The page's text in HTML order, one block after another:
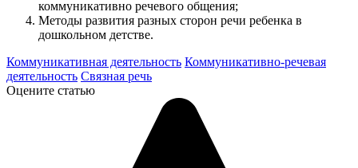
коммуникативно речевого общения;
Методы развития разных сторон речи ребенка в
дошкольном детстве.
Коммуникативная деятельность Коммуникативно-речевая
деятельность Связная речь
Оцените статью